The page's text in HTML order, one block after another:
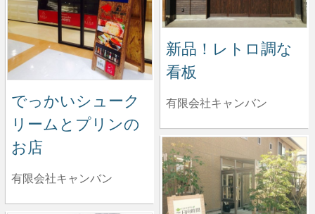
新品！レトロ調な
看板
有限会社キャンバン
でっかいシューク
リームとプリンの
お店
有限会社キャンバン